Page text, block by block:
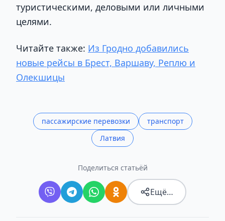
туристическими, деловыми или личными
целями.
Читайте также: Из Гродно добавились
новые рейсы в Брест, Варшаву, Реплю и
Олекшицы
пассажирские перевозки
транспорт
Латвия
Поделиться статьёй
Ещё…